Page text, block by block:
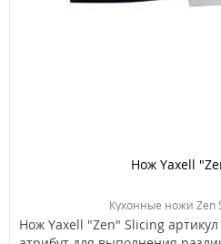
Нож Yaxell
Кухонные ножи Zen
Нож Yaxell "Zen" Slicing